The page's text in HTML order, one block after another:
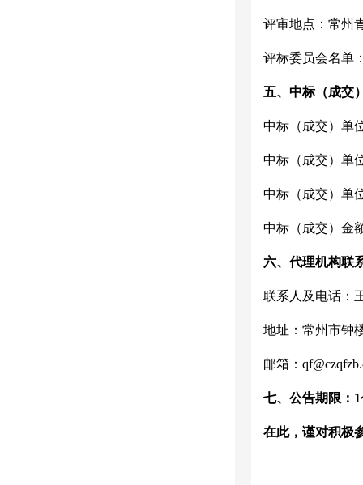
评审地点：常州
评标委员会名单
五、中标（成交
中标（成交）单
中标（成交）单
中标（成交）单
中标（成交）金
六、代理机构联
联系人及电话：
地址：常州市钟
邮箱：
七、公告期限：
在此，谨对积极